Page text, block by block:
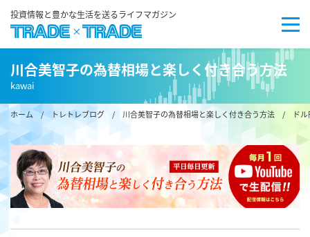
投資情報と豊かな生活を送るライフマガジン
川合美智子の為替相場と楽しく付き合う方法
kawai
ホーム/ トレトレブログ / 川合美智子の為替相場と楽しく付き合う方法 / ドル